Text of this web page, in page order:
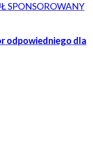
SPONSOROWANY
odpowiedniego dla